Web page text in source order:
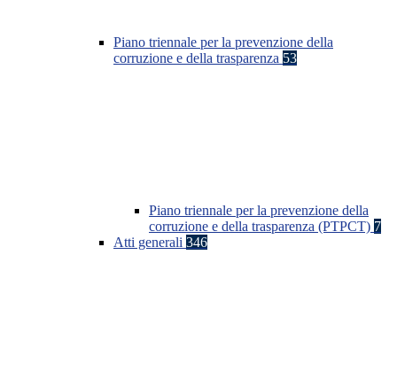
Piano triennale per la prevenzione della
corruzione e della trasparenza 53
Piano triennale per la prevenzione della
corruzione e della trasparenza (PTPCT) 7
Atti generali 346